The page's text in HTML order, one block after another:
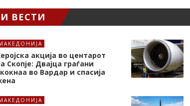
ВЕСТИ
акција во центарот
Скопје: Двајца граѓани
во Вардар и спасија